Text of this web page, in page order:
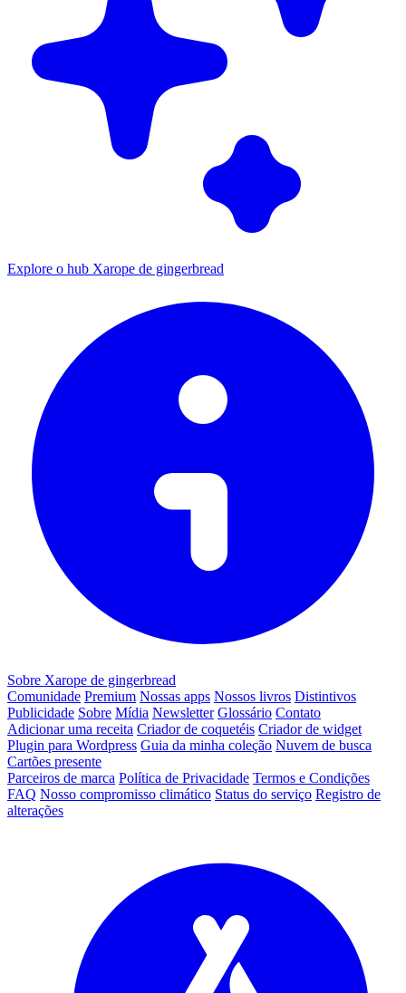
Explore o hub Xarope de gingerbread
Sobre Xarope de gingerbread
Comunidade Premium Nossas apps Nossos livros Distintivos
Publicidade Sobre Mídia Newsletter Glossário Contato
Adicionar uma receita Criador de coquetéis Criador de widget
Plugin para Wordpress Guia da minha coleção Nuvem de busca
Cartões presente
Parceiros de marca Política de Privacidade Termos e Condições
FAQ Nosso compromisso climático Status do serviço Registro de
alterações